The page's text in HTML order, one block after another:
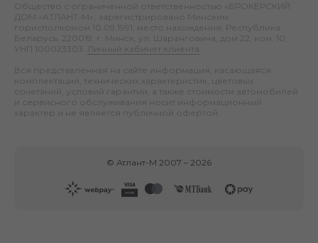
Общество с ограниченной ответственностью «БРОКЕРСКИЙ
ДОМ «АТЛАНТ-М», зарегистрировано Минским
горисполкомом 10.09.1991; место нахождения: Республика
Беларусь, 220019, г. Минск, ул. Шаранговича, дом 22, ком. 10;
УНП 100023303.
Личный кабинет клиента
Вся представленная на сайте информация, касающаяся
комплектаций, технических характеристик, цветовых
сочетаний, условий гарантии, а также стоимости автомобилей
и сервисного обслуживания носит информационный
характер и не является публичной офертой.
© Атлант-М 2007 – 2026